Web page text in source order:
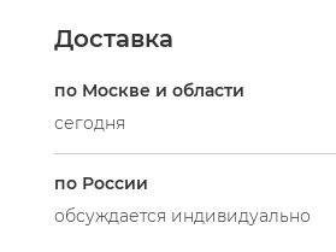
Доставка
по Москве и области
сегодня
по России
обсуждается индивидуально